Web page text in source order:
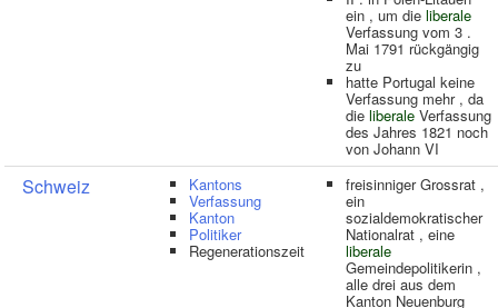
ein , um die liberale
Verfassung vom 3 .
Mai 1791 rückgängig
zu
hatte Portugal keine
Verfassung mehr , da
die liberaleVerfassung
des Jahres 1821 noch
von Johann VI
Schweiz Kantons
Verfassung
Kanton
Politiker
Regenerationszeit
freisinniger Grossrat ,
ein
sozialdemokratischer
Nationalrat , eine
liberale
Gemeindepolitikerin ,
alle drei aus dem
Kanton Neuenburg